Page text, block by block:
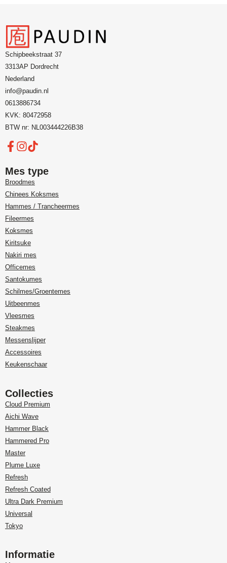
Schipbeekstraat 37
3313AP Dordrecht
Nederland
info@paudin.nl
0613886734
KVK: 80472958
BTW nr: NL003444226B38
Mes type
Broodmes
Chinees Koksmes
Hammes / Trancheermes
Fileermes
Koksmes
Kiritsuke
Nakiri mes
Officemes
Santokumes
Schilmes/Groentemes
Uitbeenmes
Vleesmes
Steakmes
Messenslijper
Accessoires
Keukenschaar
Collecties
Cloud Premium
Aichi Wave
Hammer Black
Hammered Pro
Master
Plume Luxe
Refresh
Refresh Coated
Ultra Dark Premium
Universal
Tokyo
Informatie